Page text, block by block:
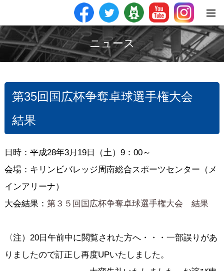
ニュース
第35回国広杯争奪卓球選手権大会
結果
日時：平成28年3月19日（土）9：00～
会場：キリンビバレッジ周南総合スポーツセンター（メ
インアリーナ）
大会結果： 第３５回国広杯争奪卓球選手権大会 結果
〈注）20日午前中に閲覧された方へ・・・一部誤りがあ
りましたので訂正し再度UPいたしました。